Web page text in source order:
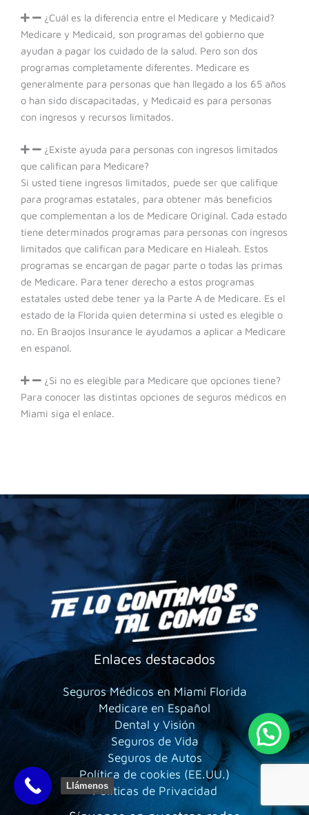
¿Cuál es la diferencia entre el Medicare y Medicaid?
Medicare y Medicaid, son programas del gobierno que
ayudan a pagar los cuidado de la salud. Pero son dos
programas completamente diferentes. Medicare es
generalmente para personas que han llegado a los 65 años
o han sido discapacitadas, y Medicaid es para personas
con ingresos y recursos limitados.
¿Existe ayuda para personas con ingresos limitados
que califican para Medicare?
Si usted tiene ingresos limitados, puede ser que califique
para programas estatales, para obtener más beneficios
que complementan a los de Medicare Original. Cada estado
tiene determinados programas para personas con ingresos
limitados que califican para Medicare en Hialeah. Estos
programas se encargan de pagar parte o todas las primas
de Medicare. Para tener derecho a estos programas
estatales usted debe tener ya la Parte A de Medicare. Es el
estado de la Florida quien determina si usted es elegible o
no. En Braojos Insurance le ayudamos a aplicar a Medicare
en espanol.
¿Si no es elegible para Medicare que opciones tiene?
Para conocer las distintas opciones de seguros médicos en
Miami siga el enlace.
Enlaces destacados
Seguros Médicos en Miami Florida
Medicare en Español
Dental y Visión
Seguros de Vida
Seguros de Autos
Política de cookies (EE.UU.)
Políticas de Privacidad
Llámenos